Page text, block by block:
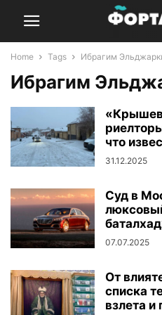
Home Tags Ибрагим
Ибрагим
что
31.12.2025
Суд в
07.07.2025
От
списка
взлета и